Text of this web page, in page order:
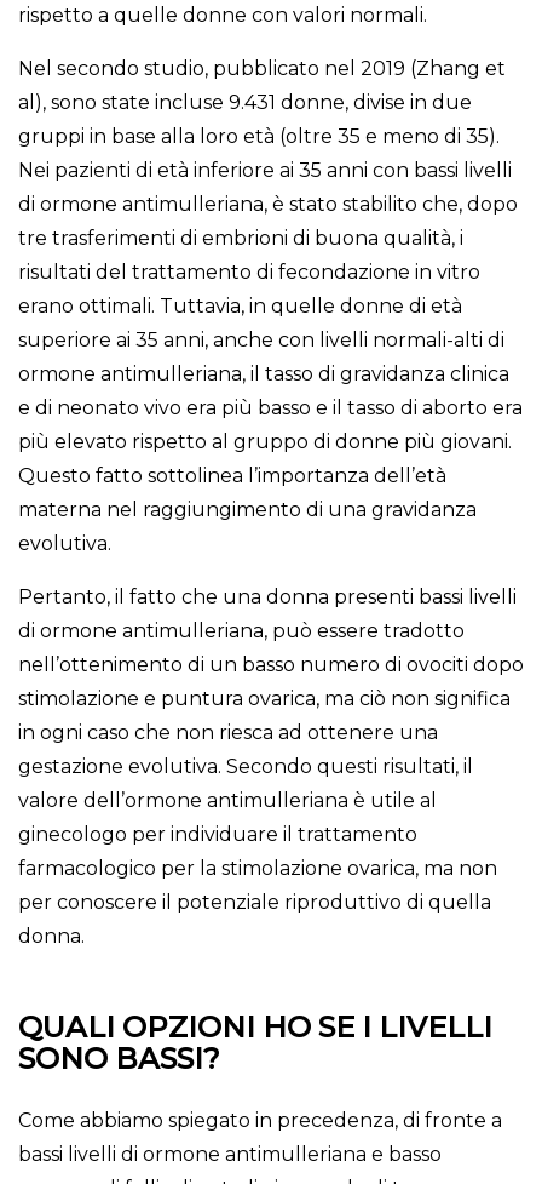
rispetto a quelle donne con valori normali.
Nel secondo studio, pubblicato nel 2019 (Zhang et
al), sono state incluse 9.431 donne, divise in due
gruppi in base alla loro età (oltre 35 e meno di 35).
Nei pazienti di età inferiore ai 35 anni con bassi livelli
di ormone antimulleriana, è stato stabilito che, dopo
tre trasferimenti di embrioni di buona qualità, i
risultati del trattamento di fecondazione in vitro
erano ottimali. Tuttavia, in quelle donne di età
superiore ai 35 anni, anche con livelli normali-alti di
ormone antimulleriana, il tasso di gravidanza clinica
e di neonato vivo era più basso e il tasso di aborto era
più elevato rispetto al gruppo di donne più giovani.
Questo fatto sottolinea l’importanza dell’età
materna nel raggiungimento di una gravidanza
evolutiva.
Pertanto, il fatto che una donna presenti bassi livelli
di ormone antimulleriana, può essere tradotto
nell’ottenimento di un basso numero di ovociti dopo
stimolazione e puntura ovarica, ma ciò non significa
in ogni caso che non riesca ad ottenere una
gestazione evolutiva. Secondo questi risultati, il
valore dell’ormone antimulleriana è utile al
ginecologo per individuare il trattamento
farmacologico per la stimolazione ovarica, ma non
per conoscere il potenziale riproduttivo di quella
donna.
QUALI OPZIONI HO SE I LIVELLI
SONO BASSI?
Come abbiamo spiegato in precedenza, di fronte a
bassi livelli di ormone antimulleriana e basso